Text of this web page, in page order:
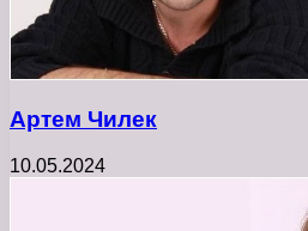
Артем Чилек
10.05.2024